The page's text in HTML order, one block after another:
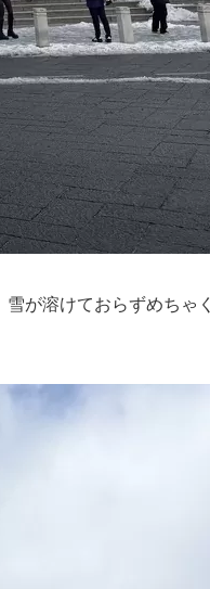
が溶けておらずめちゃく